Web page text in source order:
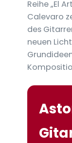
Reihe „El
Calevaro
des
neuen